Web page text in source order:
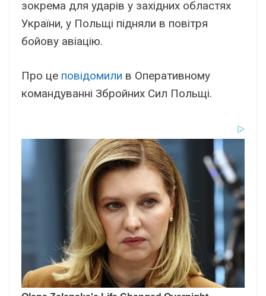
зокрема для ударів у західних областях
України, у Польщі підняли в повітря
бойову авіацію.
Про це повідомили в Оперативному
командуванні Збройних Сил Польщі.